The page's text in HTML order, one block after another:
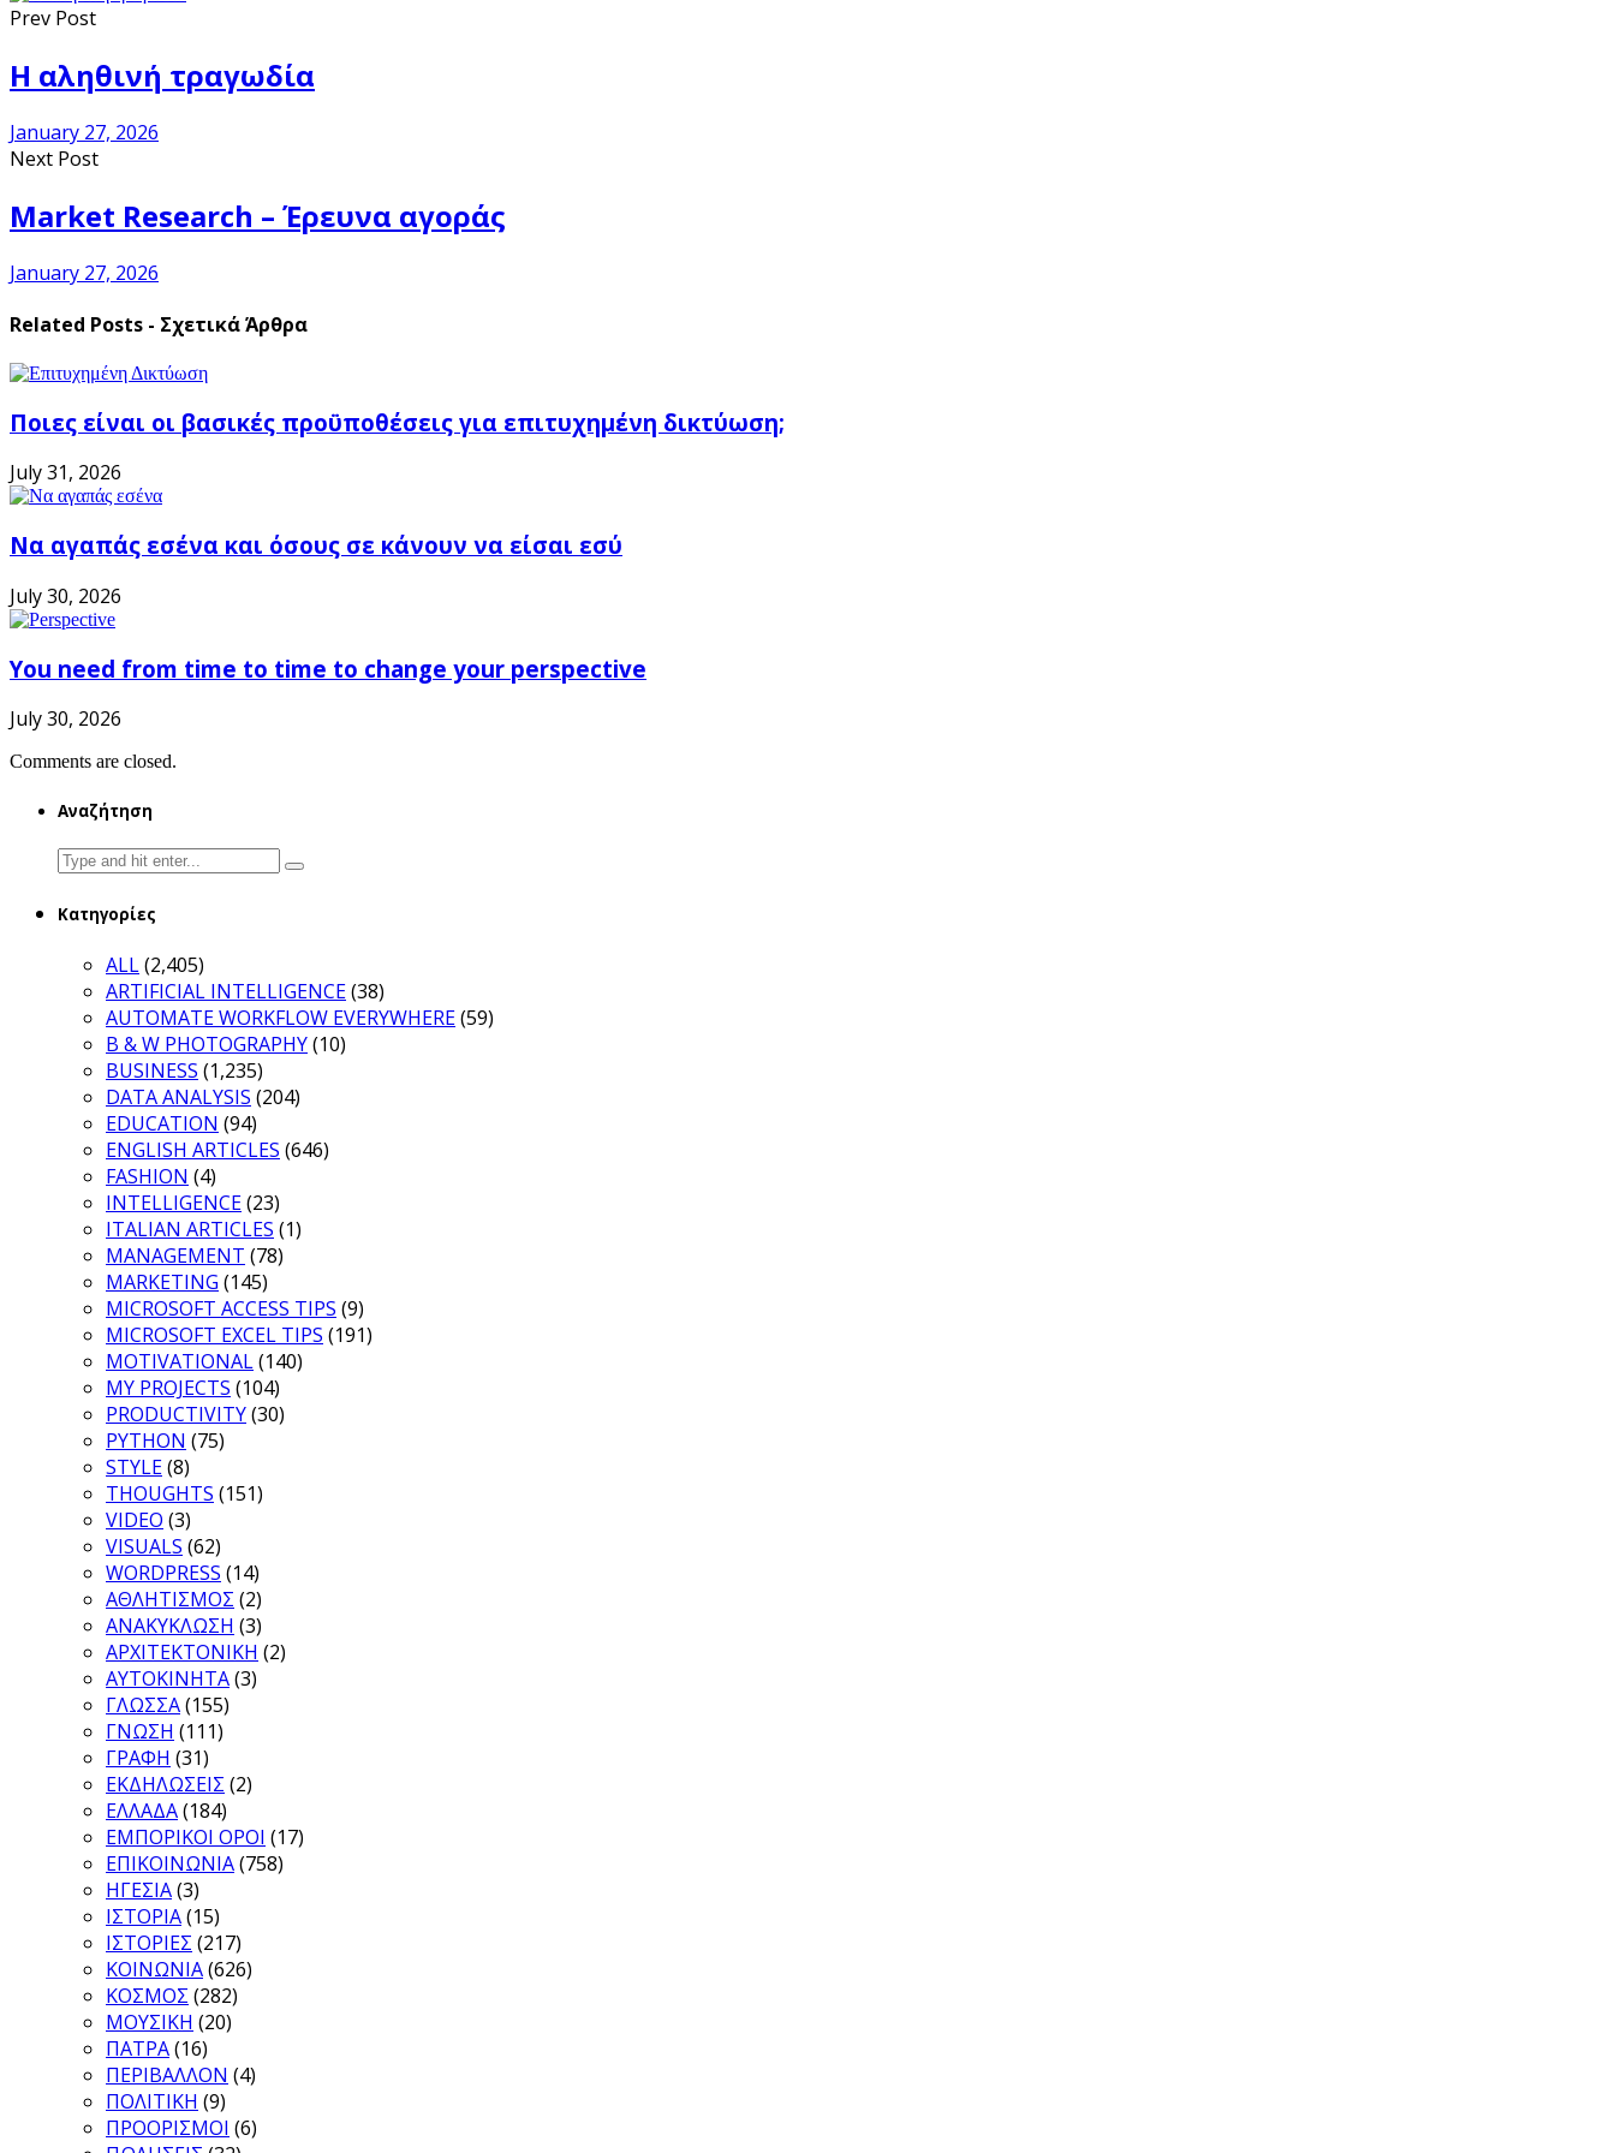
Prev Post
Η αληθινή τραγωδία
January 27, 2026
Next Post
Market Research – Έρευνα αγοράς
January 27, 2026
Related Posts - Σχετικά Άρθρα
Ποιες είναι οι βασικές προϋποθέσεις για επιτυχημένη δικτύωση;
July 31, 2026
Να αγαπάς εσένα και όσους σε κάνουν να είσαι εσύ
July 30, 2026
You need from time to time to change your perspective
July 30, 2026
Comments are closed.
Αναζήτηση
Search
for:
Κατηγορίες
ALL(2,405)
ARTIFICIAL INTELLIGENCE(38)
AUTOMATE WORKFLOW EVERYWHERE(59)
B & W PHOTOGRAPHY(10)
BUSINESS (1,235)
DATA ANALYSIS (204)
EDUCATION (94)
ENGLISH ARTICLES (646)
FASHION (4)
INTELLIGENCE(23)
ITALIAN ARTICLES (1)
MANAGEMENT (78)
MARKETING (145)
MICROSOFT ACCESS TIPS (9)
MICROSOFT EXCEL TIPS (191)
MOTIVATIONAL(140)
MY PROJECTS (104)
PRODUCTIVITY(30)
PYTHON (75)
STYLE(8)
THOUGHTS (151)
VIDEO (3)
VISUALS (62)
WORDPRESS (14)
ΑΘΛΗΤΙΣΜΟΣ (2)
ΑΝΑΚΥΚΛΩΣΗ (3)
ΑΡΧΙΤΕΚΤΟΝΙΚΗ (2)
ΑΥΤΟΚΙΝΗΤΑ(3)
ΓΛΩΣΣΑ(155)
ΓΝΩΣΗ (111)
ΓΡΑΦΗ (31)
ΕΚΔΗΛΩΣΕΙΣ (2)
ΕΛΛΑΔΑ(184)
ΕΜΠΟΡΙΚΟΙ ΟΡΟΙ (17)
ΕΠΙΚΟΙΝΩΝΙΑ(758)
ΗΓΕΣΙΑ(3)
ΙΣΤΟΡΙΑ(15)
ΙΣΤΟΡΙΕΣ (217)
ΚΟΙΝΩΝΙΑ(626)
ΚΟΣΜΟΣ (282)
ΜΟΥΣΙΚΗ (20)
ΠΑΤΡΑ(16)
ΠΕΡΙΒΑΛΛΟΝ (4)
ΠΟΛΙΤΙΚΗ (9)
ΠΡΟΟΡΙΣΜΟΙ (6)